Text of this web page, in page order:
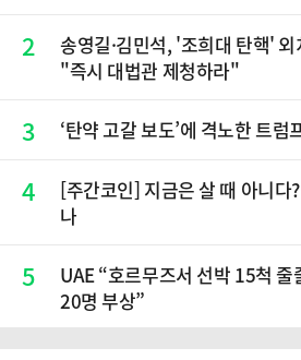
2
송영길·김민석, '조희대 탄핵'
"즉시 대법관 제청하라"
3 ‘탄약 고갈 보도’에 격노한 트
4
[주간코인] 지금은 살 때 아니
나
5
UAE “호르무즈서 선박 15척
20명 부상”